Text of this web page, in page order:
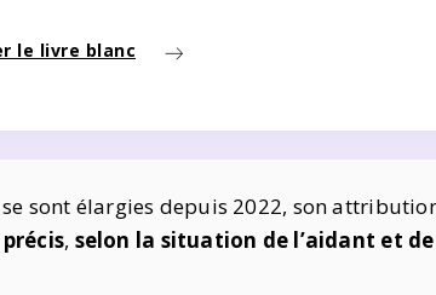
le livre blanc
sont élargies depuis 2022, son
, selon la situation de l’aidant et de